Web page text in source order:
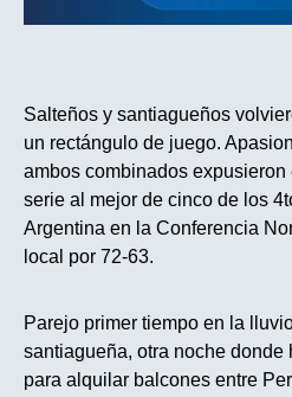
Salteños y santiagueños
un rectángulo de juego.
ambos combinados
serie al mejor de cinco de los
Argentina en la Conferencia
local por 72-63.
Parejo primer tiempo en la
santiagueña, otra noche donde
para alquilar balcones entre